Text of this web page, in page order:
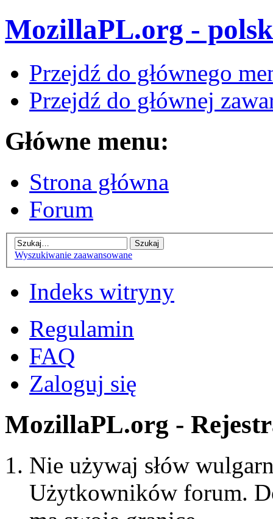
MozillaPL.org -
Przejdź do głównego
Przejdź do głównej
Główne menu:
Strona główna
Forum
Wyszukiwanie zaawansowane
Indeks witryny
Regulamin
FAQ
Zaloguj się
MozillaPL.org -
Nie używaj słów
Użytkowników forum.